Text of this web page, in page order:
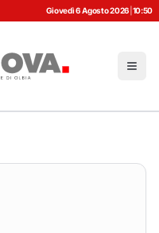
Giovedì 6 Agosto 2026 10:50